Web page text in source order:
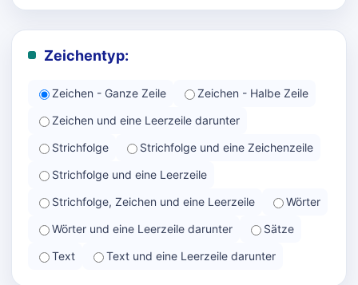
Zeichentyp:
Zeichen - Ganze Zeile
Zeichen - Halbe Zeile
Zeichen und eine Leerzeile darunter
Strichfolge
Strichfolge und eine Zeichenzeile
Strichfolge und eine Leerzeile
Strichfolge, Zeichen und eine Leerzeile
Wörter
Wörter und eine Leerzeile darunter
Sätze
Text
Text und eine Leerzeile darunter